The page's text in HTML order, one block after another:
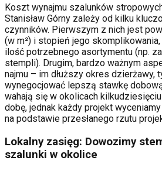
Koszt wynajmu szalunków
Stanisław Górny zależy od kilku
czynników. Pierwszym z nich jest
(w m²) i stopień jego skomplikowania,
ilość potrzebnego asortymentu (np.
stempli). Drugim, bardzo ważnym
najmu – im dłuższy okres dzierżawy,
wynegocjować lepszą stawkę
wahają się w okolicach
dobę, jednak każdy projekt
na podstawie przesłanego rzutu
Lokalny zasięg: Dowozimy
szalunki w okolice